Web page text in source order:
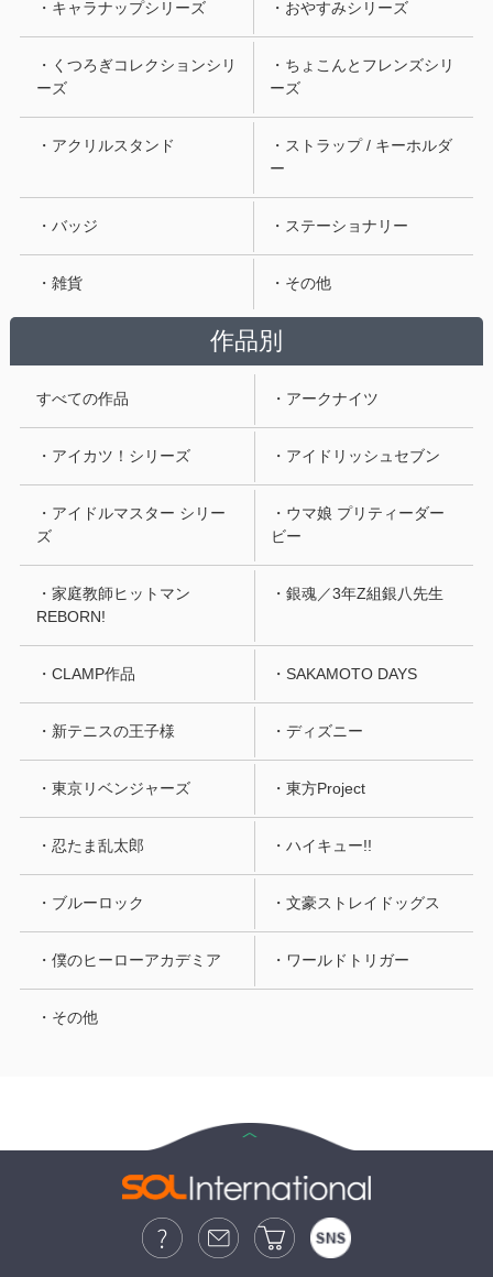
・キャラナップシリーズ ・おやすみシリーズ
・くつろぎコレクションシリ
ーズ
・ちょこんとフレンズシリ
ーズ
・アクリルスタンド
・ストラップ / キーホルダ
ー
・バッジ ・ステーショナリー
・雑貨 ・その他
作品別
すべての作品 ・アークナイツ
・アイカツ！シリーズ ・アイドリッシュセブン
・アイドルマスター シリー
ズ
・ウマ娘 プリティーダー
ビー
・家庭教師ヒットマン
REBORN!
・銀魂／3年Z組銀八先生
・CLAMP作品 ・SAKAMOTO DAYS
・新テニスの王子様 ・ディズニー
・東京リベンジャーズ ・東方Project
・忍たま乱太郎 ・ハイキュー!!
・ブルーロック ・文豪ストレイドッグス
・僕のヒーローアカデミア ・ワールドトリガー
・その他